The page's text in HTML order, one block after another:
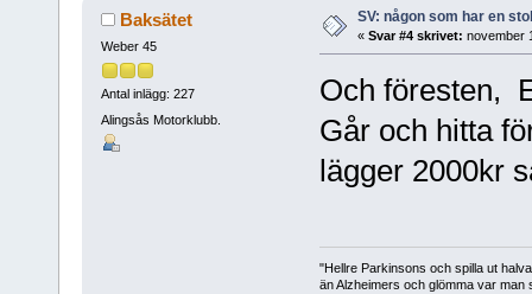
Baksätet
Weber 45
Antal inlägg: 227
Alingsås Motorklubb.
SV: någon som har en
« Svar #4 skrivet: november
Och föresten,
Går och hitta
lägger 2000kr
"Hellre Parkinsons och spilla ut
än Alzheimers och glömma var man